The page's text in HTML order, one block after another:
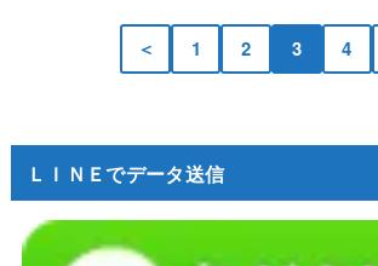
＜ 1 2 3 4
ＬＩＮＥでデータ送信